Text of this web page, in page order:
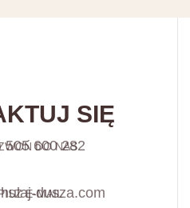
SIĘ
DO NAS
505 600 282
E-MAIL
dusza.com